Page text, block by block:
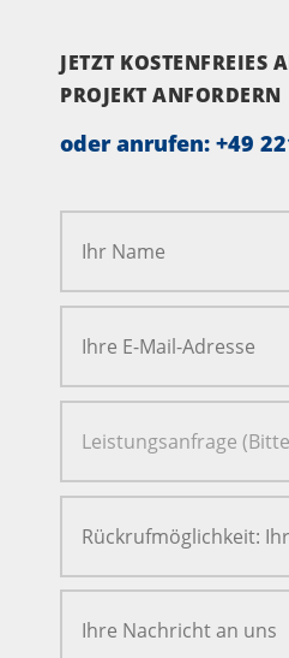
JETZT KOSTENFREIES
PROJEKT ANFORDERN
oder anrufen: +49